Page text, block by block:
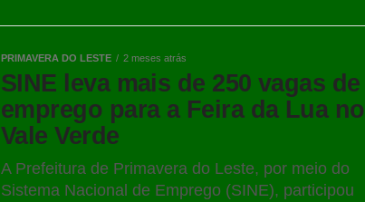
PRIMAVERA DO LESTE 2 meses atrás
SINE leva mais de 250 vagas de
emprego para a Feira da Lua no
Vale Verde
A Prefeitura de Primavera do Leste, por meio do
Sistema Nacional de Emprego (SINE), participou